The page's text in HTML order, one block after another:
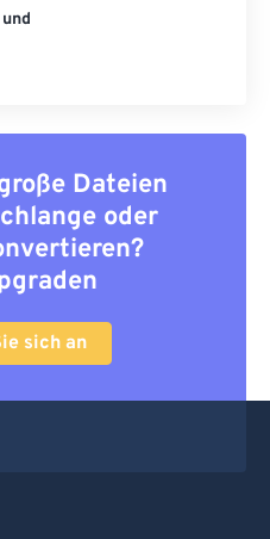
Dateien
oder
sich an